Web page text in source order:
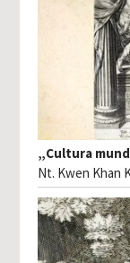
„Cultura
Nt. Kwen Khan